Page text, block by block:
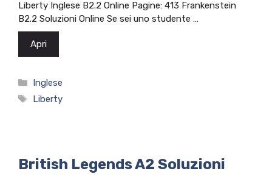
Liberty Inglese B2.2 Online Pagine: 413 Frankenstein
B2.2 Soluzioni Online Se sei uno studente …
Apri
Categorie
Inglese
Tag
Liberty
British Legends A2 Soluzioni